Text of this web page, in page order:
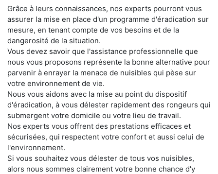
Grâce à leurs connaissances, nos experts pourront vous
assurer la mise en place d'un programme d'éradication sur
mesure, en tenant compte de vos besoins et de la
dangerosité de la situation.
Vous devez savoir que l'assistance professionnelle que
nous vous proposons représente la bonne alternative pour
parvenir à enrayer la menace de nuisibles qui pèse sur
votre environnement de vie.
Nous vous aidons avec la mise au point du dispositif
d'éradication, à vous délester rapidement des rongeurs qui
submergent votre domicile ou votre lieu de travail.
Nos experts vous offrent des prestations efficaces et
sécurisées, qui respectent votre confort et aussi celui de
l'environnement.
Si vous souhaitez vous délester de tous vos nuisibles,
alors nous sommes clairement votre bonne chance d'y